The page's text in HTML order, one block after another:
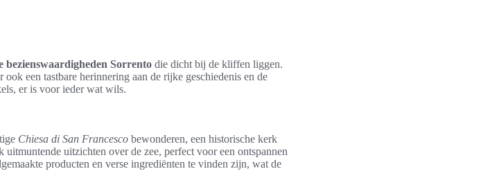
bezienswaardigheden Sorrento die dicht bij de kliffen liggen.
een tastbare herinnering aan de rijke geschiedenis en de
er is voor ieder wat wils.
Chiesa di San Francesco bewonderen, een historische kerk
uitmuntende uitzichten over de zee, perfect voor een ontspannen
producten en verse ingrediënten te vinden zijn, wat de